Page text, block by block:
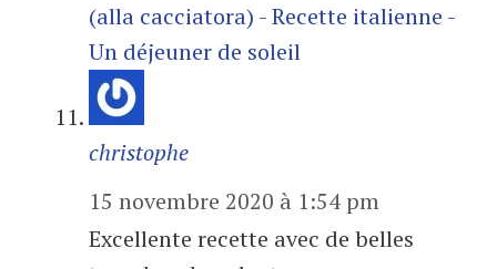
(alla cacciatora) - Recette italienne -
Un déjeuner de soleil
christophe
15 novembre 2020 à 1:54 pm
Excellente recette avec de belles